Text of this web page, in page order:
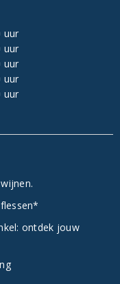
uur
uur
uur
uur
uur
ontdek jouw